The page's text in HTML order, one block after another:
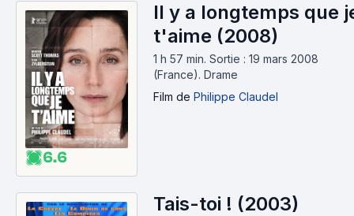
6.6
Il y a longtemps que
t'aime (2008)
1 h 57 min. Sortie : 19 mars 2008
(France). Drame
Film de Philippe Claudel
Tais-toi ! (2003)